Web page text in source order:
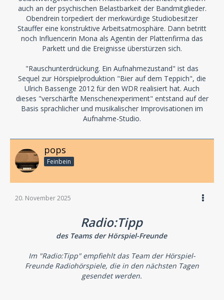
auch an der psychischen Belastbarkeit der Bandmitglieder.
Obendrein torpediert der merkwürdige Studiobesitzer
Stauffer eine konstruktive Arbeitsatmosphäre. Dann betritt
noch Influencerin Mona als Agentin der Plattenfirma das
Parkett und die Ereignisse überstürzen sich.
"Rauschunterdrückung. Ein Aufnahmezustand" ist das
Sequel zur Hörspielproduktion "Bier auf dem Teppich", die
Ulrich Bassenge 2012 für den WDR realisiert hat. Auch
dieses "verschärfte Menschenexperiment" entstand auf der
Basis sprachlicher und musikalischer Improvisationen im
Aufnahme-Studio.
pops
Feinbein
20. November 2025
Radio:Tipp
des Teams der Hörspiel-Freunde
Im "Radio:Tipp" empfiehlt das Team der Hörspiel-
Freunde Radiohörspiele, die in den nächsten Tagen
gesendet werden.